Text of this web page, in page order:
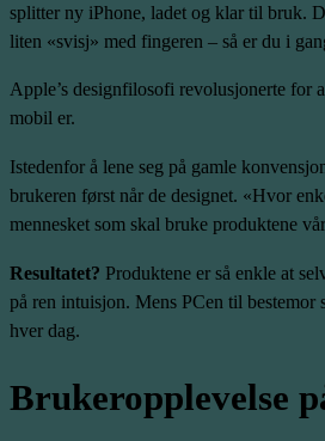
splitter ny iPhone, ladet og klar til bruk.
liten «svisj» med fingeren – så er du i
Apple’s designfilosofi revolusjonerte for
mobil er.
Istedenfor å lene seg på gamle
brukeren først når de designet. «Hvor
mennesket som skal bruke produktene
Resultatet? Produktene er så enkle at
på ren intuisjon. Mens PCen til bestemor
hver dag.
Brukeropplevelse